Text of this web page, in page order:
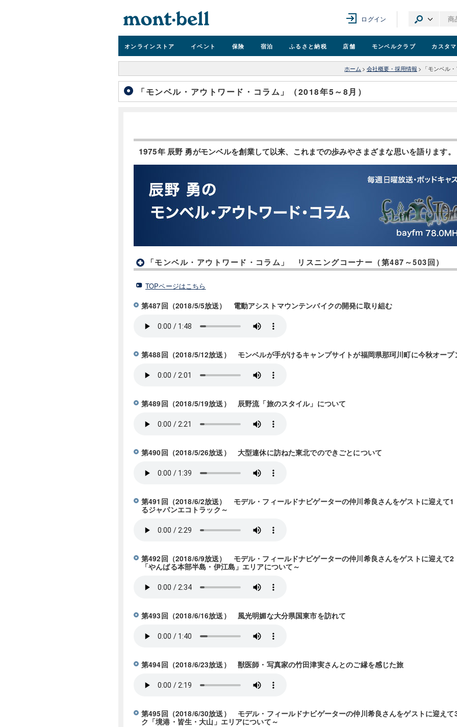
ログイン
オンラインストア イベント 保険 宿泊 ふるさと納税 店舗 モンベルクラブ カスタ
ホーム > 会社概要・採用情報 > 「モンベル
「モンベル・アウトワード・コラム」（2018年5～8月）
1975年 辰野 勇がモンベルを創業して以来、これまでの歩みやさまざまな思いを語ります。
「モンベル・アウトワード・コラム」 リスニングコーナー（第487～503回）
TOPページはこちら
第487回（2018/5/5放送） 電動アシストマウンテンバイクの開発に取り組む
第488回（2018/5/12放送） モンベルが手がけるキャンプサイトが福岡県那珂川町に今秋オープ
第489回（2018/5/19放送） 辰野流「旅のスタイル」について
第490回（2018/5/26放送） 大型連休に訪ねた東北でのできごとについて
第491回（2018/6/2放送） モデル・フィールドナビゲーターの仲川希良さんをゲストに迎えて
るジャパンエコトラック～
第492回（2018/6/9放送） モデル・フィールドナビゲーターの仲川希良さんをゲストに迎えて
「やんばる本部半島・伊江島」エリアについて～
第493回（2018/6/16放送） 風光明媚な大分県国東市を訪れて
第494回（2018/6/23放送） 獣医師・写真家の竹田津実さんとのご縁を感じた旅
第495回（2018/6/30放送） モデル・フィールドナビゲーターの仲川希良さんをゲストに迎え
ク「境港・皆生・大山」エリアについて～